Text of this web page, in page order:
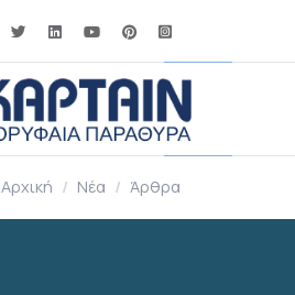
Αρχική Νέα Άρθρα